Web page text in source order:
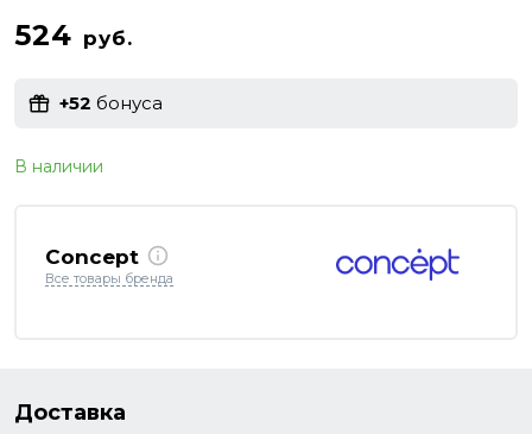
524 руб.
+52 бонуса
В наличии
Concept
Все товары бренда
Доставка